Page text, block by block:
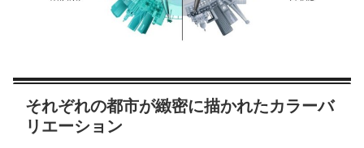
それぞれの都市が緻密に描かれたカラーバ
リエーション